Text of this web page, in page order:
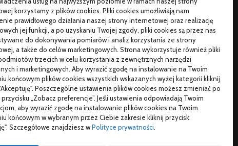
korzystamy z plików cookies. Pliki cookies umożliwiają nam
prawidłowego działania naszej strony internetowej oraz realizację
jej funkcji, a po uzyskaniu Twojej zgody, pliki cookies są przez nas
do dokonywania pomiarów i analiz korzystania ze strony
a także do celów marketingowych. Strona wykorzystuje również pliki
trzecich w celu korzystania z zewnętrznych narzędzi
i marketingowych. Aby wyrazić zgodę na instalowanie na Twoim
końcowym plików cookies wszystkich wskazanych wyżej kategorii kliknij
Poszczególne ustawienia plików cookies możesz zmieniać po
przycisku „Zobacz preferencje”. Jeśli ustawienia odpowiadają Twoim
aby wyrazić zgodę na instalowanie plików cookies na Twoim
końcowym w wybranym przez Ciebie zakresie kliknij przycisk
Szczegółowe znajdziesz wPolityce prywatności.
Gorąca oraz poetyczna Hiszpania z kamperem – gdzie
pojechać na wczasy z bliskimi?
Czemu warto wybierać śruby z ocynkiem
Właściwe domy z drewna jak budować w solidny
sposób
wizytówki nap